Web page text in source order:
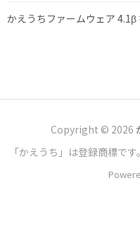
かえうちファームウェア 4.1β
Copyright © 2026
「かえうち」は登録商標で